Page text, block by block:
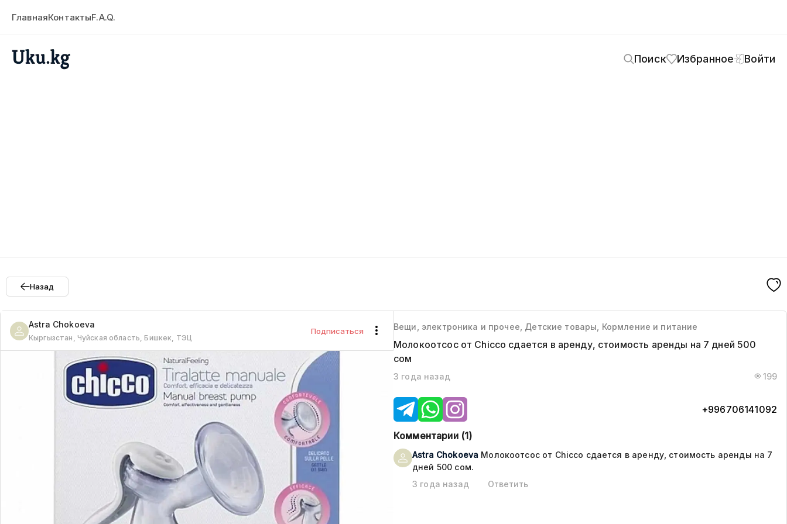
ГлавнаяКонтактыF.A.Q.
Поиск Избранное Войти
Назад
Astra Chokoeva
Кыргызстан, Чуйская область, Бишкек, ТЭЦ
Подписаться Вещи, электроника и прочее, Детские товары, Кормление и питание
Молокоотсос от Chicco сдается в аренду, стоимость аренды на 7 дней 500
сом
3 года назад 199
+996706141092
Комментарии (1)
Astra Chokoeva Молокоотсос от Chicco сдается в аренду, стоимость аренды на 7
дней 500 сом.
3 года назад
Ответить